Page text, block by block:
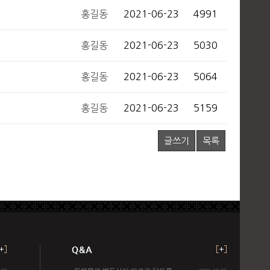
홍길동 2021-06-23 4991
홍길동 2021-06-23 5030
홍길동 2021-06-23 5064
홍길동 2021-06-23 5159
글쓰기 목록